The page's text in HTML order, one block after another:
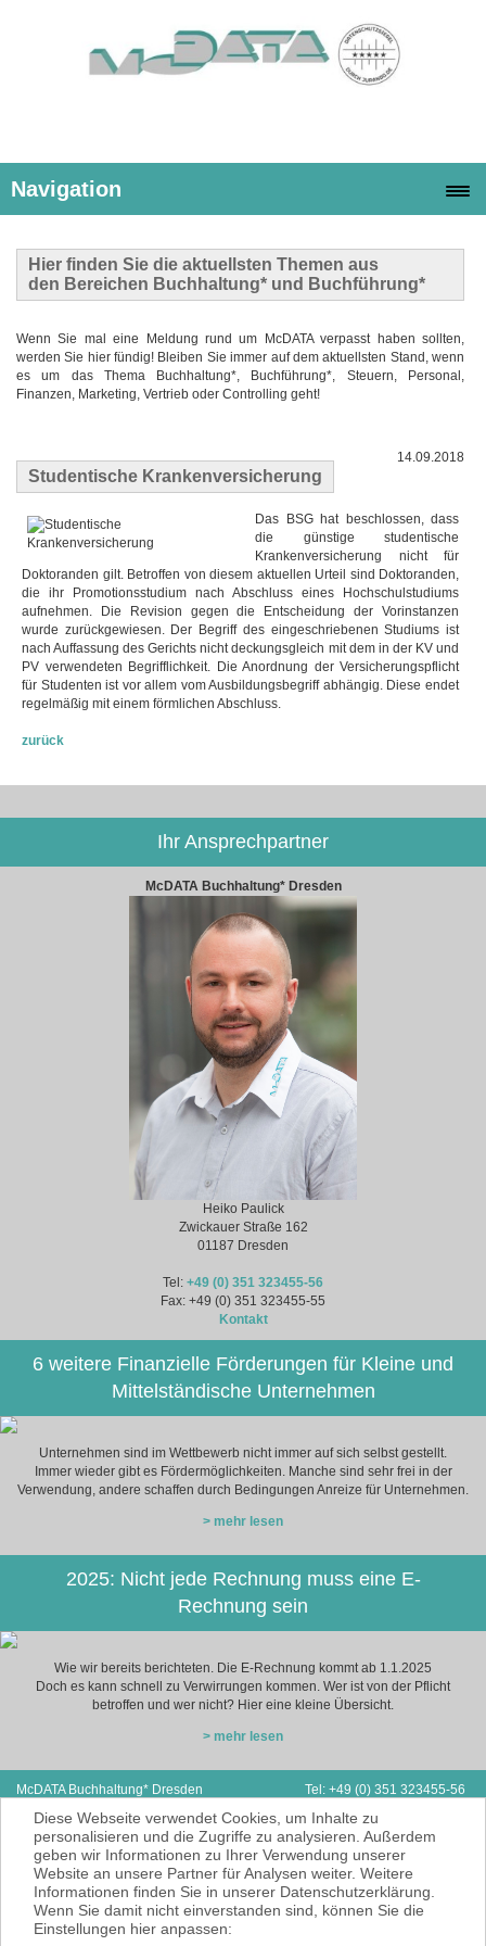
Navigation
Hier finden Sie die aktuellsten Themen aus
den Bereichen Buchhaltung* und Buchführung*
Wenn Sie mal eine Meldung rund um McDATA verpasst haben sollten,
werden Sie hier fündig! Bleiben Sie immer auf dem aktuellsten Stand, wenn
es um das Thema Buchhaltung*, Buchführung*, Steuern, Personal,
Finanzen, Marketing, Vertrieb oder Controlling geht!
Studentische Krankenversicherung
14.09.2018
Das BSG hat beschlossen, dass
die günstige studentische
Krankenversicherung nicht für
Doktoranden gilt. Betroffen von diesem aktuellen Urteil sind Doktoranden,
die ihr Promotionsstudium nach Abschluss eines Hochschulstudiums
aufnehmen. Die Revision gegen die Entscheidung der Vorinstanzen
wurde zurückgewiesen. Der Begriff des eingeschriebenen Studiums ist
nach Auffassung des Gerichts nicht deckungsgleich mit dem in der KV und
PV verwendeten Begrifflichkeit. Die Anordnung der Versicherungspflicht
für Studenten ist vor allem vom Ausbildungsbegriff abhängig. Diese endet
regelmäßig mit einem förmlichen Abschluss.
zurück
Ihr Ansprechpartner
McDATA Buchhaltung* Dresden
Heiko Paulick
Zwickauer Straße 162
01187 Dresden
Tel: +49 (0) 351 323455-56
Fax: +49 (0) 351 323455-55
Kontakt
6 weitere Finanzielle Förderungen für Kleine und
Mittelständische Unternehmen
Unternehmen sind im Wettbewerb nicht immer auf sich selbst gestellt.
Immer wieder gibt es Fördermöglichkeiten. Manche sind sehr frei in der
Verwendung, andere schaffen durch Bedingungen Anreize für Unternehmen.
> mehr lesen
2025: Nicht jede Rechnung muss eine E-
Rechnung sein
Wie wir bereits berichteten. Die E-Rechnung kommt ab 1.1.2025
Doch es kann schnell zu Verwirrungen kommen. Wer ist von der Pflicht
betroffen und wer nicht? Hier eine kleine Übersicht.
> mehr lesen
McDATA Buchhaltung* Dresden
01187 Dresden
Tel: +49 (0) 351 323455-56
E-Mail:hp@mcdata.de
McDATA ist eine sehr gute Alternative zu
Ihrem Steuerberater zur Erbringung der
laufenden Finanz- und Lohnbuchhaltung*.
* = Erbracht werden nur Dienstleistungen
gemäß § 6 Nr. 3+4 Steuerberatungsgesetz
Diese Webseite verwendet Cookies, um Inhalte zu
personalisieren und die Zugriffe zu analysieren. Außerdem
geben wir Informationen zu Ihrer Verwendung unserer
Website an unsere Partner für Analysen weiter. Weitere
Informationen finden Sie in unserer Datenschutzerklärung.
Wenn Sie damit nicht einverstanden sind, können Sie die
Einstellungen hier anpassen: